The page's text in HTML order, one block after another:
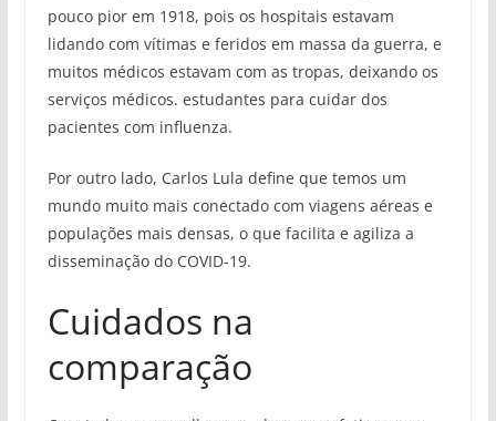
pouco pior em 1918, pois os hospitais estavam
lidando com vítimas e feridos em massa da guerra, e
muitos médicos estavam com as tropas, deixando os
serviços médicos. estudantes para cuidar dos
pacientes com influenza.
Por outro lado, Carlos Lula define que temos um
mundo muito mais conectado com viagens aéreas e
populações mais densas, o que facilita e agiliza a
disseminação do COVID-19.
Cuidados na
comparação